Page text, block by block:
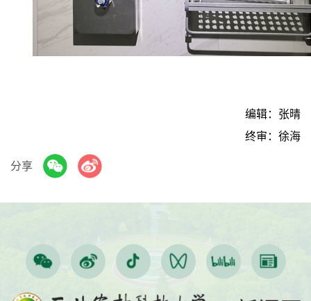
编辑：张晴
终审：徐海
分享